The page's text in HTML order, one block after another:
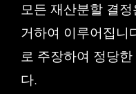
모든 재산분할 결
거하여 이루어집니
로 주장하여 정당
다.